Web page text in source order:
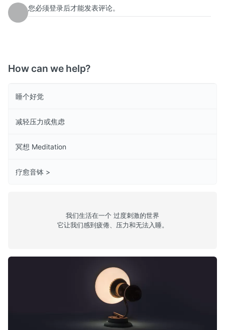
您必须登录后才能发表评论。
How can we help?
睡个好觉
减轻压力或焦虑
冥想 Meditation
疗愈音钵 >
我们生活在一个 过度刺激的世界
它让我们感到疲倦、压力和无法入睡。